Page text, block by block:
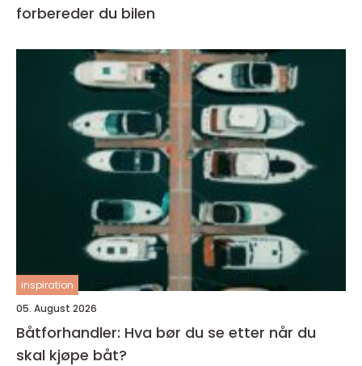
forbereder du bilen
inspiration
05. August 2026
Båtforhandler: Hva bør du se etter når du
skal kjøpe båt?